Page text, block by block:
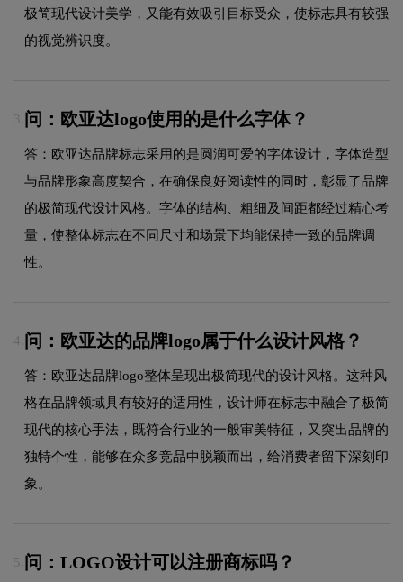
极简现代设计美学，又能有效吸引目标受众，使标志具有较强
的视觉辨识度。
3. 问：欧亚达logo使用的是什么字体？
答：欧亚达品牌标志采用的是圆润可爱的字体设计，字体造型
与品牌形象高度契合，在确保良好阅读性的同时，彰显了品牌
的极简现代设计风格。字体的结构、粗细及间距都经过精心考
量，使整体标志在不同尺寸和场景下均能保持一致的品牌调
性。
4. 问：欧亚达的品牌logo属于什么设计风格？
答：欧亚达品牌logo整体呈现出极简现代的设计风格。这种风
格在品牌领域具有较好的适用性，设计师在标志中融合了极简
现代的核心手法，既符合行业的一般审美特征，又突出品牌的
独特个性，能够在众多竞品中脱颖而出，给消费者留下深刻印
象。
5. 问：LOGO设计可以注册商标吗？